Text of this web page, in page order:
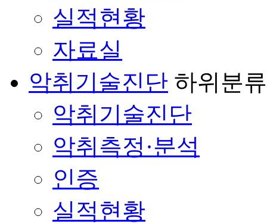
실적현황
자료실
악취기술진단 하위분류
악취기술진단
악취측정·분석
인증
실적현황